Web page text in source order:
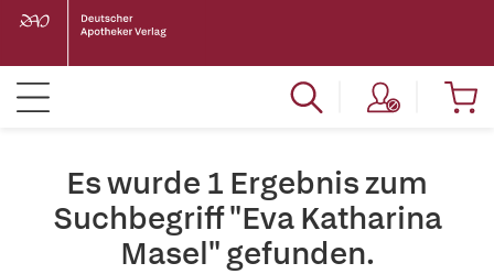
Es wurde 1 Ergebnis zum
Suchbegriff "Eva Katharina
Masel" gefunden.